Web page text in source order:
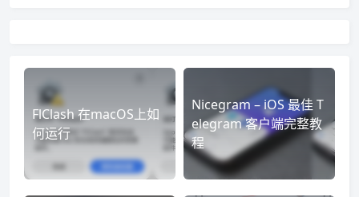
FlClash 在macOS上如
何运行
Nicegram – iOS 最佳 T
elegram 客户端完整教
程